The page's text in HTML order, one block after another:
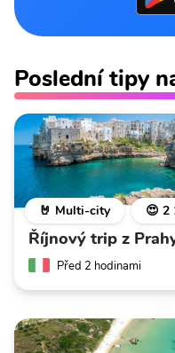
Poslední tipy
🤘 Multi-city 😍 2
Říjnový trip z
Před 2 hodinami